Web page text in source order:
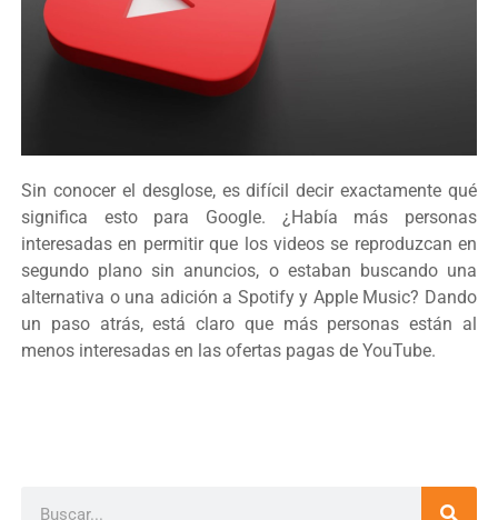
Sin conocer el desglose, es difícil decir exactamente qué
significa esto para Google. ¿Había más personas
interesadas en permitir que los videos se reproduzcan en
segundo plano sin anuncios, o estaban buscando una
alternativa o una adición a Spotify y Apple Music? Dando
un paso atrás, está claro que más personas están al
menos interesadas en las ofertas pagas de YouTube.